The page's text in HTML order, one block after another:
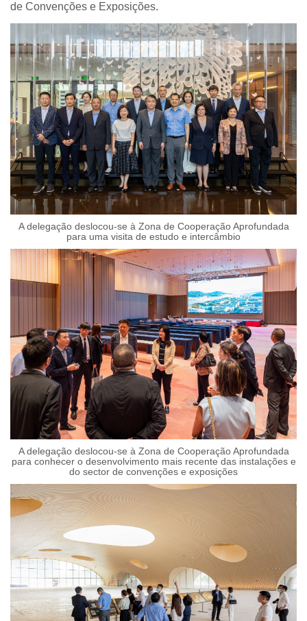
de Convenções e Exposições.
A delegação deslocou-se à Zona de Cooperação Aprofundada
para uma visita de estudo e intercâmbio
A delegação deslocou-se à Zona de Cooperação Aprofundada
para conhecer o desenvolvimento mais recente das instalações e
do sector de convenções e exposições